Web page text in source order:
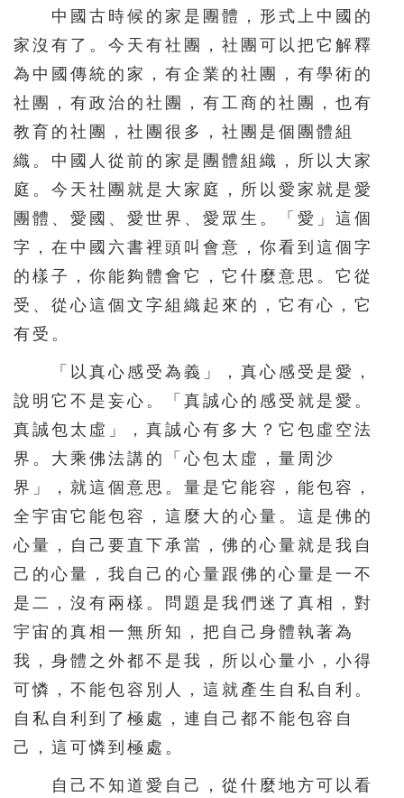
391 392 393 394 395
396 397 398 399 400
401 402 403 404 405
406 407 408 409 410
416 417 418 419 420
421 422 423 425
426 427 428 429 430
431 432 433 434 435
451 453 454 455
456 457 458 459
461 462 463 464 465
466 467 468 469 470
476 477 478 479 480
481 482 483 484 485
486 487 488 489 490
491 492 493 494 495
中國古時候的家是團體，形式上中國的
家沒有了。今天有社團，社團可以把它解釋
為中國傳統的家，有企業的社團，有學術的
社團，有政治的社團，有工商的社團，也有
教育的社團，社團很多，社團是個團體組
織。中國人從前的家是團體組織，所以大家
庭。今天社團就是大家庭，所以愛家就是愛
團體、愛國、愛世界、愛眾生。「愛」這個
字，在中國六書裡頭叫會意，你看到這個字
的樣子，你能夠體會它，它什麼意思。它從
受、從心這個文字組織起來的，它有心，它
有受。
「以真心感受為義」，真心感受是愛，
說明它不是妄心。「真誠心的感受就是愛。
真誠包太虛」，真誠心有多大？它包虛空法
界。大乘佛法講的「心包太虛，量周沙
界」，就這個意思。量是它能容，能包容，
全宇宙它能包容，這麼大的心量。這是佛的
心量，自己要直下承當，佛的心量就是我自
己的心量，我自己的心量跟佛的心量是一不
是二，沒有兩樣。問題是我們迷了真相，對
宇宙的真相一無所知，把自己身體執著為
我，身體之外都不是我，所以心量小，小得
可憐，不能包容別人，這就產生自私自利。
自私自利到了極處，連自己都不能包容自
己，這可憐到極處。
自己不知道愛自己，從什麼地方可以看